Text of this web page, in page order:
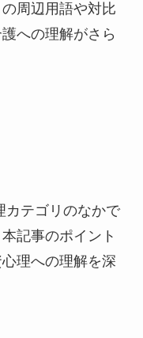
周辺用語や対比
への理解がさら
テゴリのなかで
記事のポイント
理への理解を深